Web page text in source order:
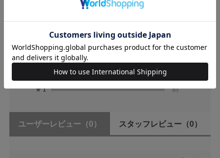
★ 4 (0)
★ 3 (0)
★ 1 (0)
ユーザーレビュー （0） スタッフレビュー （0）